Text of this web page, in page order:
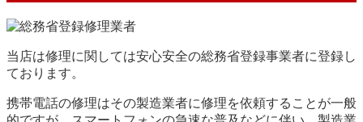
当店は修理に関しては安心安全の総務省登録事業者に登録し
ております。
携帯電話の修理はその製造業者に修理を依頼することが一般